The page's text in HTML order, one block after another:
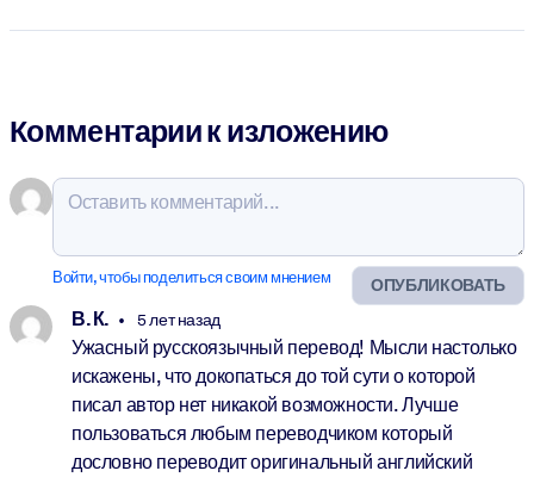
Комментарии к изложению
ОПУБЛИКОВАТЬ
Войти, чтобы поделиться своим мнением
В. К. 5 лет назад
Ужасный русскоязычный перевод! Мысли настолько
искажены, что докопаться до той сути о которой
писал автор нет никакой возможности. Лучше
пользоваться любым переводчиком который
дословно переводит оригинальный английский